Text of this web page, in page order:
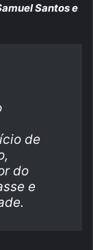
Santos e
de
do
e